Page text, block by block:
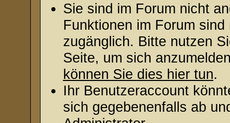
Sie sind im Forum nicht
Funktionen im Forum
zugänglich. Bitte nutzen
Seite, um sich
können Sie dies hier tun.
Ihr Benutzeraccount
sich gegebenenfalls ab